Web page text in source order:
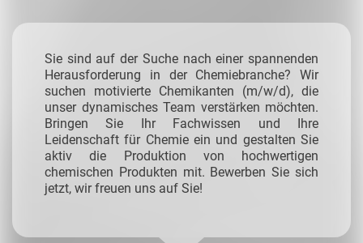
Sie sind auf der Suche nach einer spannenden
Herausforderung in der Chemiebranche? Wir
suchen motivierte Chemikanten (m/w/d), die
unser dynamisches Team verstärken möchten.
Bringen Sie Ihr Fachwissen und Ihre
Leidenschaft für Chemie ein und gestalten Sie
aktiv die Produktion von hochwertigen
chemischen Produkten mit. Bewerben Sie sich
jetzt, wir freuen uns auf Sie!